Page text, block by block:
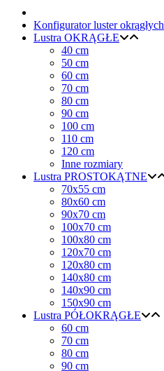
Konfigurator luster okrągłych
Lustra OKRĄGŁE
40 cm
50 cm
60 cm
70 cm
80 cm
90 cm
100 cm
110 cm
120 cm
Inne rozmiary
Lustra PROSTOKĄTNE
70x55 cm
80x60 cm
90x70 cm
100x70 cm
100x80 cm
120x70 cm
120x80 cm
140x80 cm
140x90 cm
150x90 cm
Lustra PÓŁOKRĄGŁE
60 cm
70 cm
80 cm
90 cm